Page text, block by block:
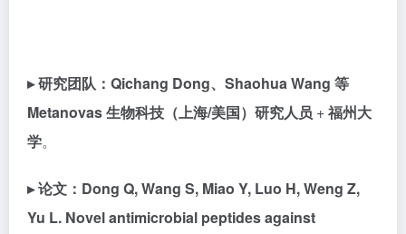
▸ 研究团队： Qichang Dong、Shaohua Wang 等
Metanovas 生物科技（上海/美国）研究人员 +福州大
学。
▸ 论文： Dong Q, Wang S, Miao Y, Luo H, Weng Z,
Yu L. Novel antimicrobial peptides against